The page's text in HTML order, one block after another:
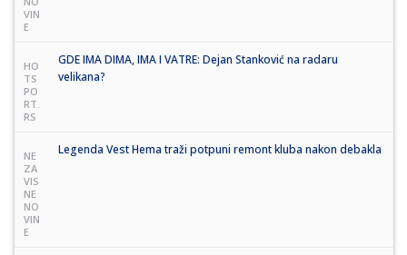
VIN
E
HO
TS
PO
RT.
RS
GDE IMA DIMA, IMA I VATRE: Dejan Stanković na radaru
velikana?
NE
ZA
VIS
NE
NO
VIN
E
Legenda Vest Hema traži potpuni remont kluba nakon debakla